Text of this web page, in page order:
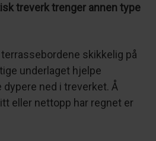
treverk trenger annen type
skikkelig på
underlaget hjelpe
ned i treverket. Å
eller nettopp har regnet er